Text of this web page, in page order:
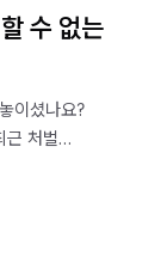
수 없는
이셨나요?
근 처벌
히